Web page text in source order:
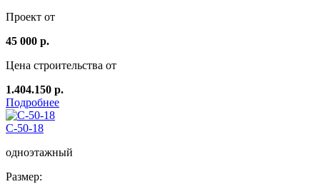
Проект от
45 000 р.
Цена строительства от
1.404.150 р.
Подробнее
C-50-18
одноэтажный
Размер: